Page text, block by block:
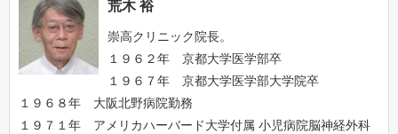
荒木 裕
崇高クリニック院長。
１９６２年 京都大学医学部卒
１９６７年 京都大学医学部大学院卒
１９６８年 大阪北野病院勤務
１９７１年 アメリカハーバード大学付属 小児病院脳神経外科